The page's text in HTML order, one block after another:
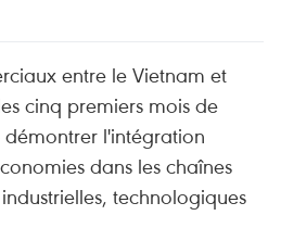
entre le Vietnam et
cinq premiers mois de
l'intégration
dans les chaînes
technologiques